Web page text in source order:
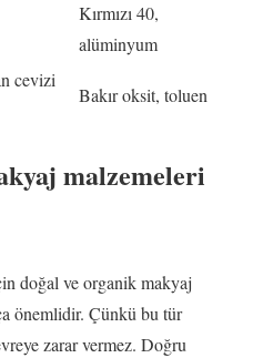
Kırmızı 40,
alüminyum
cevizi
Bakır oksit, toluen
malzemeleri
doğal ve organik makyaj
önemlidir. Çünkü bu tür
zarar vermez. Doğru